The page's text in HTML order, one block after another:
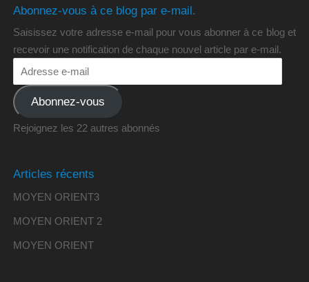
Abonnez-vous à ce blog par e-mail.
Saisissez votre adresse e-mail pour vous abonner à ce blog et
recevoir une notification de chaque nouvel article par e-mail.
Abonnez-vous
Rejoignez les 22 autres abonnés
Articles récents
MOYEN ORIENT3
MOYEN ORIENT 2
MOYEN ORIENT